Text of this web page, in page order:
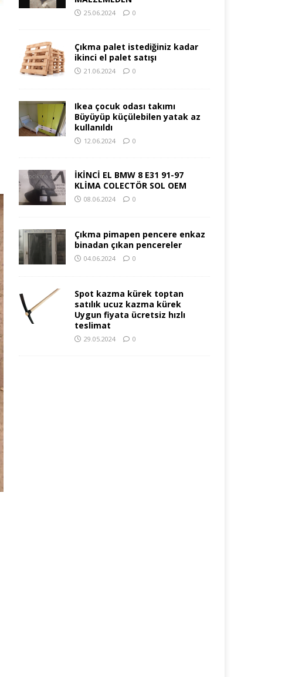
25.06.2024 0
Çıkma palet istediğiniz kadar
ikinci el palet satışı
21.06.2024 0
Ikea çocuk odası takımı
Büyüyüp küçülebilen yatak az
kullanıldı
12.06.2024 0
İKİNCİ EL BMW 8 E31 91-97
KLİMA COLECTÖR SOL OEM
08.06.2024 0
Çıkma pimapen pencere enkaz
binadan çıkan pencereler
04.06.2024 0
Spot kazma kürek toptan
satılık ucuz kazma kürek
Uygun fiyata ücretsiz hızlı
teslimat
29.05.2024 0